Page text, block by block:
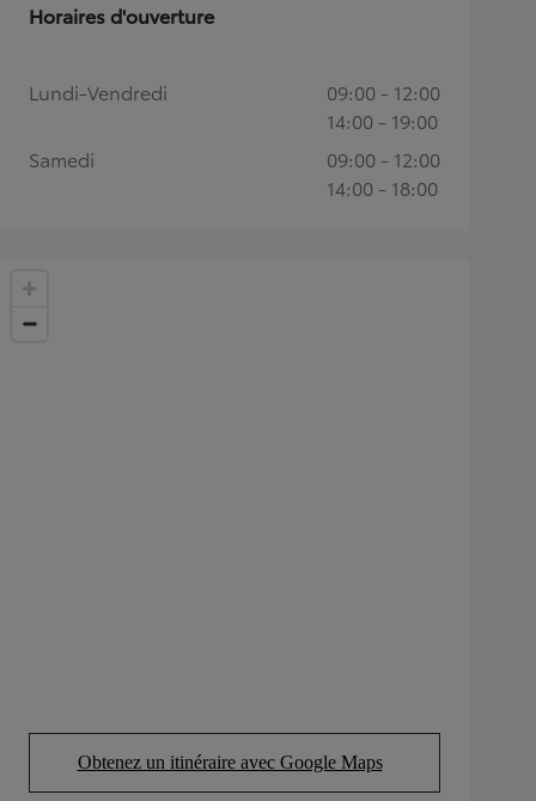
Obtenez un itinéraire avec Google Maps
(Opens in new tab)
Horaires d'ouverture
Lundi-Vendredi
09:00 - 12:00
14:00 - 19:00
Samedi
09:00 - 12:00
14:00 - 18:00